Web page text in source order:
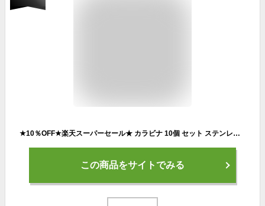
★10％OFF★楽天スーパーセール★ カラビナ 10個 セット ステンレス スプリングフック キーホルダー 多機能カラビナ アウトドア トレッキング 落下防止 超頑丈 ぶら下げ アウトドア用品 10-STKARABI
この商品をサイトでみる